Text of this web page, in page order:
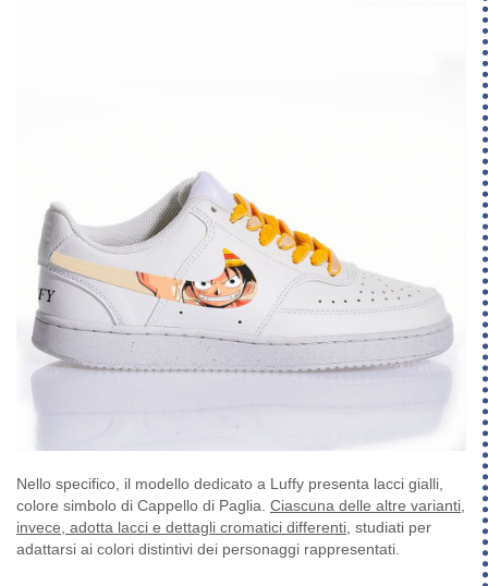
Nello specifico, il modello dedicato a Luffy presenta lacci gialli,
colore simbolo di Cappello di Paglia. Ciascuna delle altre varianti,
invece, adotta lacci e dettagli cromatici differenti, studiati per
adattarsi ai colori distintivi dei personaggi rappresentati.